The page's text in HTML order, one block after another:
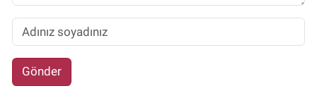
Gönder